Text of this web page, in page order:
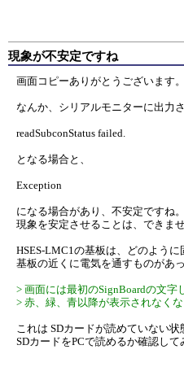
現象が不安定ですね
画面コピーありがとうございます。
なんか、シリアルモニターに出力
readSubconStatus failed.
となる場合と、
Exception
になる場合があり、不安定ですね。
現象を安定させることは、できま
HSES-LMC1の基板は、どのように
基板の近くに電気を通すものがあ
> 画面には最初のSignBoardの文字
> 赤、緑、青以降が表示されなく
これは SDカードが読めていない状
SDカードをPCで読めるか確認して